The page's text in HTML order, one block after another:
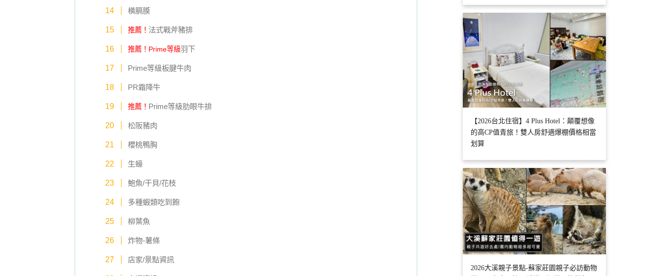
橫膈膜
推薦！ 法式戰斧豬排
推薦！Prime等級羽下
Prime等級板腱牛肉
PR霜降牛
推薦！ Prime等級肋眼牛排
松阪豬肉
櫻桃鴨胸
生蠔
鮑魚/干貝/花枝
多種蝦類吃到飽
柳葉魚
炸物-薯條
店家/景點資訊
【2026台北住宿】4 Plus Hotel：顛覆想像
的高CP值青旅！雙人房舒適爆棚價格相當
划算
2026大溪親子景點-蘇家莊園親子必訪動物